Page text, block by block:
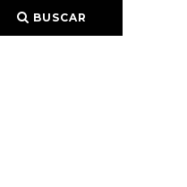
BUSCAR